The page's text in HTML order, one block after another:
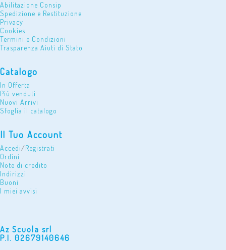
Abilitazione Consip
Spedizione e Restituzione
Privacy
Cookies
Termini e Condizioni
Trasparenza Aiuti di Stato
Catalogo
In Offerta
Più venduti
Nuovi Arrivi
Sfoglia il catalogo
Il Tuo Account
Accedi/Registrati
Ordini
Note di credito
Indirizzi
Buoni
I miei avvisi
Az Scuola srl
P.I. 02679140646